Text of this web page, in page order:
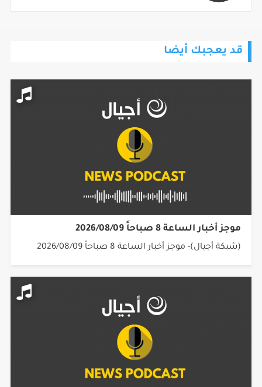
قد يعجبك أيضا
موجز أخبار الساعة 8 صباحاً 2026/08/09
(شبكة أجيال)- موجز أخبار الساعة 8 صباحاً 2026/08/09